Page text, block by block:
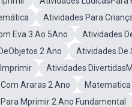
Atividades Para
Eva 3 Ao 5Ano
Atividades
2 Ano
Atividades De
Atividades
Araras 2 Ano
Matematica
Mprimir 2 Ano Fundamental